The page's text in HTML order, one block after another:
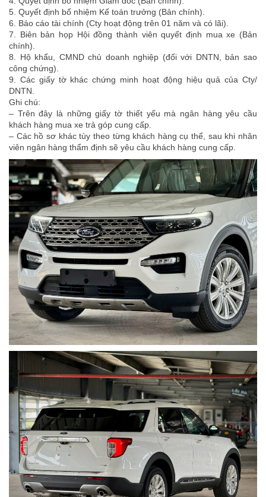
5. Quyết định bổ nhiệm Kế toán trưởng (Bản chính).
6. Báo cáo tài chính (Cty hoạt động trên 01 năm và có lãi).
7. Biên bản họp Hội đồng thành viên quyết định mua xe (Bản
chính).
8. Hộ khẩu, CMND chủ doanh nghiệp (đối với DNTN, bản sao
công chứng).
9. Các giấy tờ khác chứng minh hoạt động hiệu quả của Cty/
DNTN.
Ghi chú:
– Trên đây là những giấy tờ thiết yếu mà ngân hàng yêu cầu
khách hàng mua xe trả góp cung cấp.
– Các hồ sơ khác tùy theo từng khách hàng cụ thể, sau khi nhân
viên ngân hàng thẩm định sẽ yêu cầu khách hàng cung cấp.